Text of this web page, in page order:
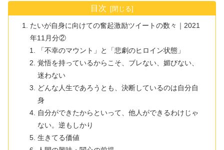
目次
たいが自身に向けての奮起激励ツイートの数々｜2021
年11月分②
「不幸のマウント」と「悲劇のヒロイン状態」
覚悟を持っているからこそ、ブレない、媚びない、
迷わない
どんな人生であろうとも、決断しているのは自分自
身
自分ができたからといって、他人ができるわけじゃ
ない。逆もしかり
生きてる価値